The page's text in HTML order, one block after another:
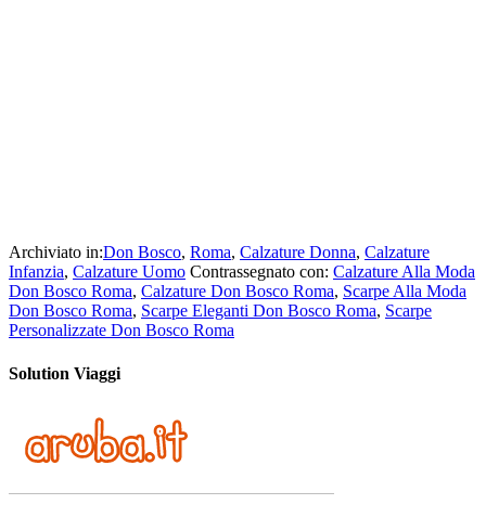
Archiviato in:Don Bosco, Roma, Calzature Donna, Calzature
Infanzia, Calzature Uomo Contrassegnato con: Calzature Alla Moda
Don Bosco Roma, Calzature Don Bosco Roma, Scarpe Alla Moda
Don Bosco Roma, Scarpe Eleganti Don Bosco Roma, Scarpe
Personalizzate Don Bosco Roma
Solution Viaggi